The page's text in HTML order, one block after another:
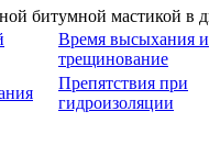
Время высыхания и
трещинование
Препятствия при
гидроизоляции